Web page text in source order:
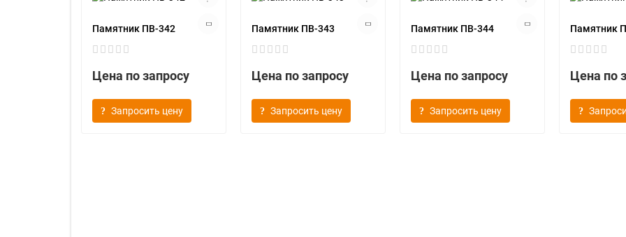
Памятник ПВ-342
Цена по запросу
Запросить цену
Памятник ПВ-343
Цена по запросу
Запросить цену
Памятник ПВ-344
Цена по запросу
Запросить цену
Памятник
Цена по